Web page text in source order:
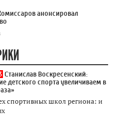
анонсировал
Станислав Воскресенский:
детского спорта увеличиваем в
спортивных школ региона: и